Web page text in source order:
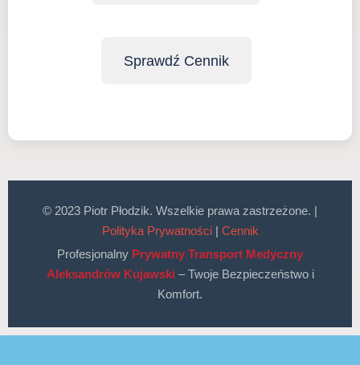
Sprawdź Cennik
© 2023 Piotr Płodzik. Wszelkie prawa zastrzeżone. |
Polityka Prywatności| Cennik
Profesjonalny Prywatny Transport Medyczny
Aleksandrów Kujawski – Twoje Bezpieczeństwo i
Komfort.